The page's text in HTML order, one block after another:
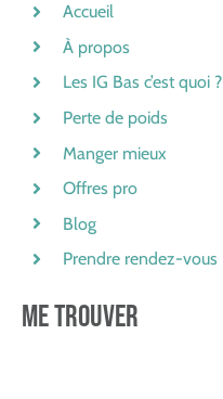
ME TROUVER
Accueil
À propos
Les IG Bas c’est quoi ?
Perte de poids
Manger mieux
Offres pro
Blog
Prendre rendez-vous